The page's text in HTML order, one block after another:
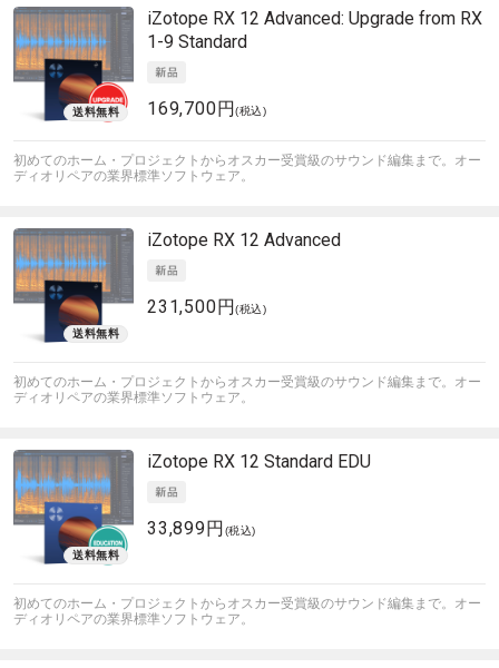
iZotope RX 12 Advanced: Upgrade from RX
1-9 Standard
169,700円(税込)
初めてのホーム・プロジェクトからオスカー受賞級のサウンド編集まで。オー
ディオリペアの業界標準ソフトウェア。
iZotope RX 12 Advanced
231,500円(税込)
初めてのホーム・プロジェクトからオスカー受賞級のサウンド編集まで。オー
ディオリペアの業界標準ソフトウェア。
iZotope RX 12 Standard EDU
33,899円 (税込)
初めてのホーム・プロジェクトからオスカー受賞級のサウンド編集まで。オー
ディオリペアの業界標準ソフトウェア。